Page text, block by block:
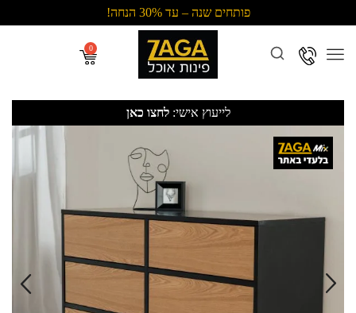
פותחים שנה – עד 30% הנחה!
Menu
לייעוץ אישי:לחצו כאן